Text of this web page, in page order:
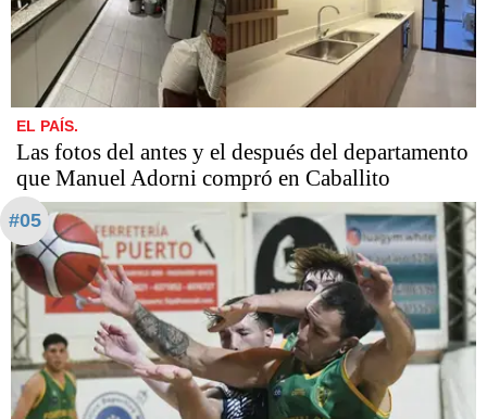
EL PAÍS.
Las fotos del antes y el después del departamento
que Manuel Adorni compró en Caballito
#05